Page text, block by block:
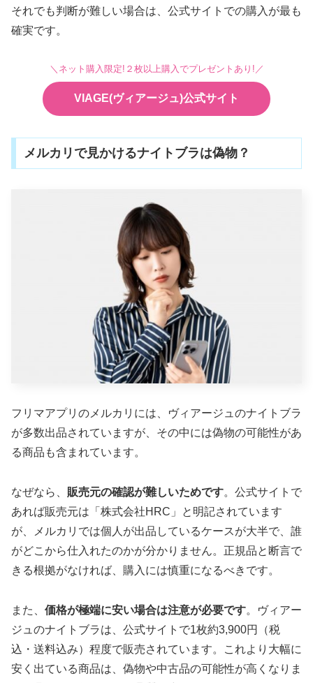
それでも判断が難しい場合は、公式サイトでの購入が最も
確実です。
＼ネット購入限定!２枚以上購入でプレゼントあり!／
VIAGE(ヴィアージュ)公式サイト
メルカリで見かけるナイトブラは偽物？
フリマアプリのメルカリには、ヴィアージュのナイトブラ
が多数出品されていますが、その中には偽物の可能性があ
る商品も含まれています。
なぜなら、 販売元の確認が難しいためです。公式サイトで
あれば販売元は「株式会社HRC」と明記されています
が、メルカリでは個人が出品しているケースが大半で、誰
がどこから仕入れたのかが分かりません。正規品と断言で
きる根拠がなければ、購入には慎重になるべきです。
また、 価格が極端に安い場合は注意が必要です。ヴィアー
ジュのナイトブラは、公式サイトで1枚約3,900円（税
込・送料込み）程度で販売されています。これより大幅に
安く出ている商品は、偽物や中古品の可能性が高くなりま